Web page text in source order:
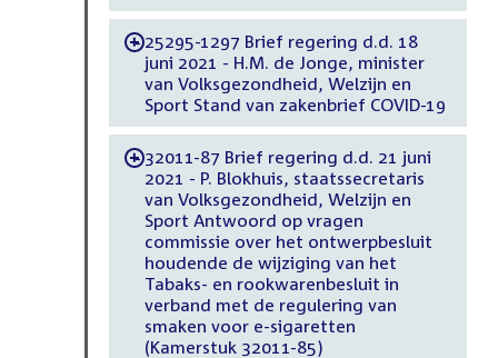
-25295-1297 Brief regering d.d. 18
juni 2021 - H.M. de Jonge, minister
van Volksgezondheid, Welzijn en
Sport Stand van zakenbrief COVID-19
-32011-87 Brief regering d.d. 21 juni
2021 - P. Blokhuis, staatssecretaris
van Volksgezondheid, Welzijn en
Sport Antwoord op vragen
commissie over het ontwerpbesluit
houdende de wijziging van het
Tabaks- en rookwarenbesluit in
verband met de regulering van
smaken voor e-sigaretten
(Kamerstuk 32011-85)